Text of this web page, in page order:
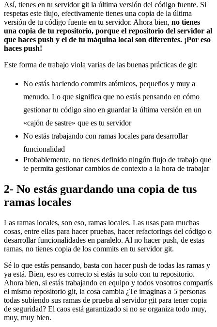
Así, tienes en tu servidor git la última versión del código fuente. Si
respetas este flujo, efectivamente tienes una copia de la última
versión de tu código fuente en tu servidor. Ahora bien, no tienes
una copia de tu repositorio, porque el repositorio del servidor al
que haces push y el de tu máquina local son diferentes. ¡Por eso
haces push!
Este forma de trabajo viola varias de las buenas prácticas de git:
No estás haciendo commits atómicos, pequeños y muy a
menudo. Lo que significa que no estás pensando en cómo
gestionar tu código sino en guardar la última versión en un
«cajón de sastre» que es tu servidor
No estás trabajando con ramas locales para desarrollar
funcionalidad
Probablemente, no tienes definido ningún flujo de trabajo que
te permita gestionar cambios de contexto a la hora de trabajar
2- No estás guardando una copia de tus
ramas locales
Las ramas locales, son eso, ramas locales. Las usas para muchas
cosas, entre ellas para hacer pruebas, hacer refactorings del código o
desarrollar funcionalidades en paralelo. Al no hacer push, de estas
ramas, no tienes copia de los commits en tu servidor git.
Sé lo que estás pensando, basta con hacer push de todas las ramas y
ya está. Bien, eso es correcto si estás tu solo con tu repositorio.
Ahora bien, si estás trabajando en equipo y todos vosotros compartís
el mismo repositorio git, la cosa cambia ¿Te imaginas a 5 personas
todas subiendo sus ramas de prueba al servidor git para tener copia
de seguridad? El caos está garantizado si no se organiza todo muy,
muy, muy bien.